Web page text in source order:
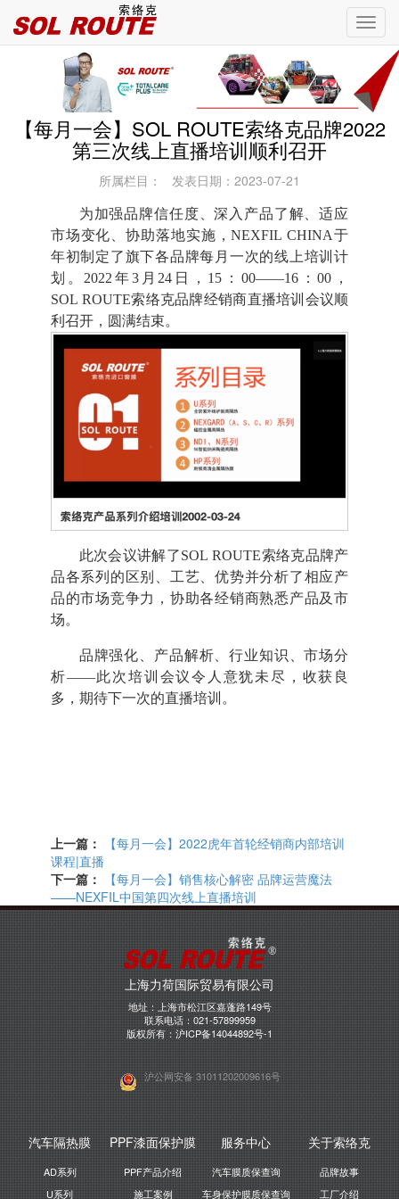
【每月一会】SOL ROUTE索络克品牌2022
第三次线上直播培训顺利召开
所属栏目： 发表日期：2023-07-21
为加强品牌信任度、深入产品了解、适应
市场变化、协助落地实施，NEXFIL CHINA于
年初制定了旗下各品牌每月一次的线上培训计
划。2022年3月24日，15：00——16：00，
SOL ROUTE索络克品牌经销商直播培训会议顺
利召开，圆满结束。
此次会议讲解了SOL ROUTE索络克品牌产
品各系列的区别、工艺、优势并分析了相应产
品的市场竞争力，协助各经销商熟悉产品及市
场。
品牌强化、产品解析、行业知识、市场分
析——此次培训会议令人意犹未尽，收获良
多，期待下一次的直播培训。
上一篇：
【每月一会】2022虎年首轮经销商内部培训
课程|直播
下一篇：
【每月一会】销售核心解密 品牌运营魔法
——NEXFIL中国第四次线上直播培训
上海力荷国际贸易有限公司
地址：上海市松江区嘉蓬路149号
联系电话：021-57899959
版权所有： 沪ICP备14044892号-1
沪公网安备 31011202009616号
汽车隔热膜
AD系列
U系列
PPF漆面保护膜
PPF产品介绍
施工案例
服务中心
汽车膜质保查询
车身保护膜质保查询
关于索络克
品牌故事
工厂介绍